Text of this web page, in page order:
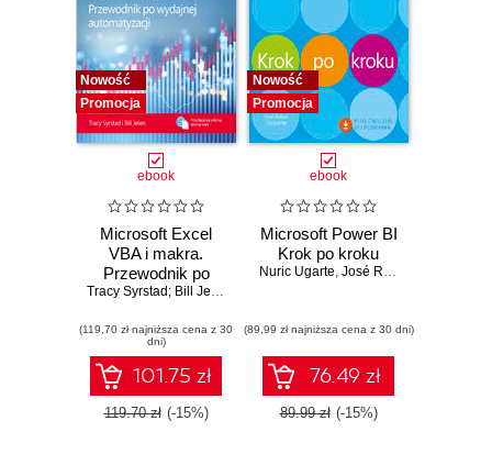
ściśle związaną z
informatyką.
Komputerową
ofertę
wydawniczą
stanowią przede
wszystkim
tłumaczenia
wydawnictw jak
Microsoft Press i
należących do
grupy Pearson,
O’Reilly, Wiley &
Sons, Packt
Nowość
Promocja
ebook
Microsoft Excel
VBA i makra.
Przewodnik po
wydajnej
Tracy Syrstad; Bill Jelen
(119,70 zł najniższa cena z 30
dni)
101.75 zł
119.70 zł (-15%)
Nowość
Promocja
ebook
Microsoft Power BI
Krok po kroku
Nuric Ugarte, José Rafael Escalante
(89,99 zł najniższa cena z 30 dni)
76.49 zł
89.99 zł (-15%)